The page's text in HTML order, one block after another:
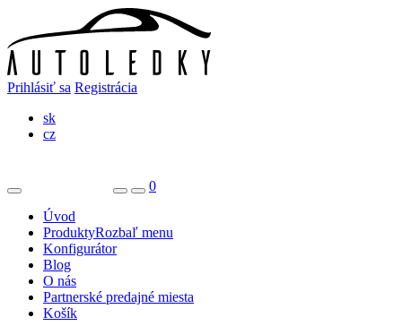
Prihlásiť sa Registrácia
sk
cz
0
Úvod
ProduktyRozbaľ menu
Konfigurátor
Blog
O nás
Partnerské predajné miesta
Košík